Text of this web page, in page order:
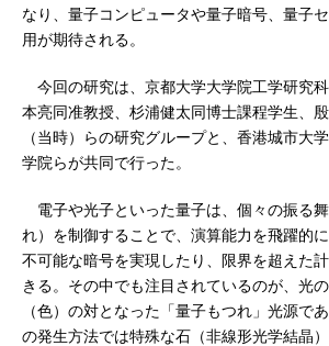
なり、量子コンピュータや量子暗号、量子
用が期待される。
今回の研究は、京都大学大学院工学研究
本亮同准教授、杉浦健太同博士課程学生、
（当時）らの研究グループと、香港城市大
学院らが共同で行った。
電子や光子といった量子は、個々の振る
れ）を制御することで、演算能力を飛躍的
不可能な暗号を実現したり、限界を超えた
きる。その中でも注目されているのが、光
（色）の対となった「量子もつれ」光源で
の発生方法では特殊な石（非線形光学結晶